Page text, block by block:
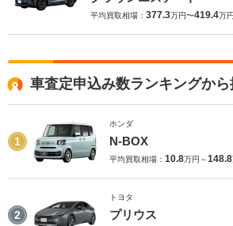
平均買取相場： 377.3万円〜419.4万円
車査定申込み数ランキングから
1
ホンダ
N-BOX
平均買取相場： 10.8万円～148.8
2
トヨタ
プリウス